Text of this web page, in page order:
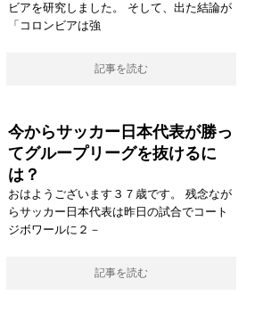
ビアを研究しました。 そして、出た結論が
「コロンビアは強
記事を読む
今からサッカー日本代表が勝っ
てグループリーグを抜けるに
は？
おはようございます３７歳です。 残念なが
らサッカー日本代表は昨日の試合でコート
ジボワールに２－
記事を読む